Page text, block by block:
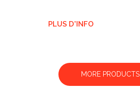
PLUS D'INFO
MORE PRODUCTS